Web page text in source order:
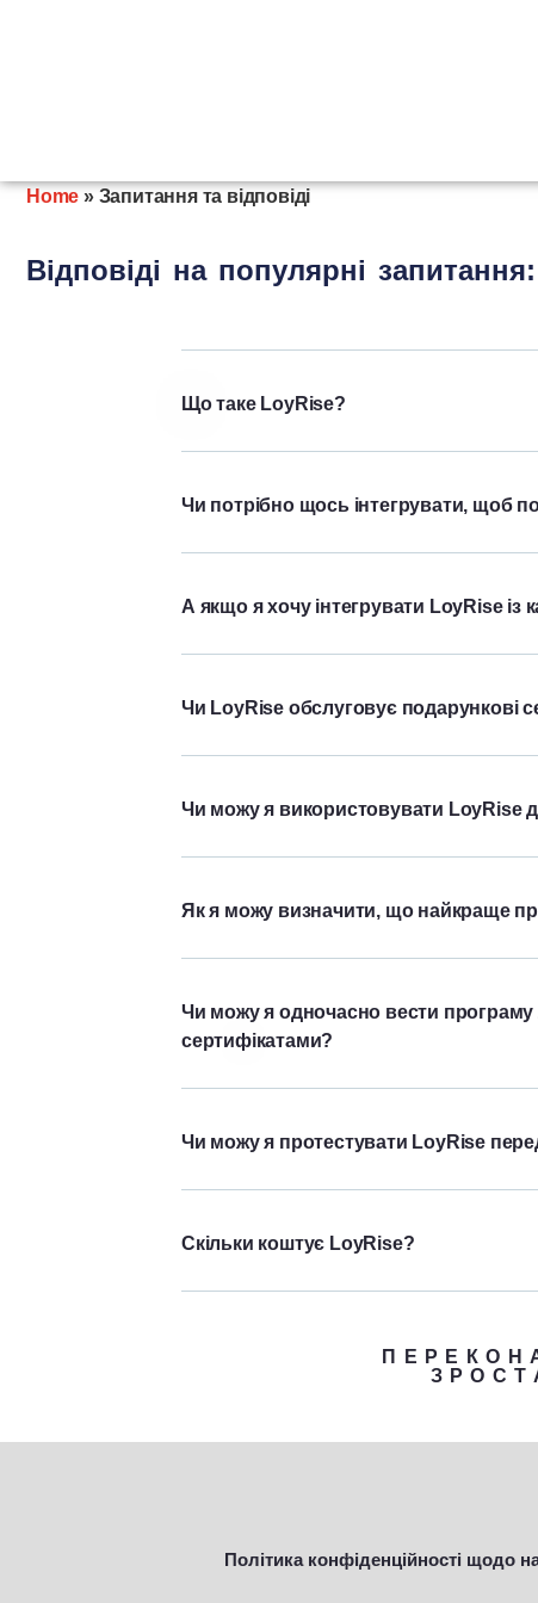
Home » Запитання та відповіді
Відповіді на популярні запитання:
Що таке LoyRise?
Чи потрібно щось інтегрувати, щоб
А якщо я хочу інтегрувати LoyRise із
Чи LoyRise обслуговує подарункові
Чи можу я використовувати LoyRise
Як я можу визначити, що найкраще
Чи можу я одночасно вести програму
сертифікатами?
Чи можу я протестувати LoyRise
Скільки коштує LoyRise?
Політика конфіденційності щодо